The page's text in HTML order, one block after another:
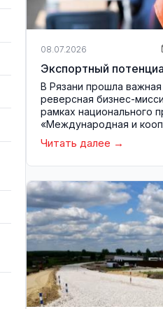
08.07.2026
Экспортный
В Рязани прошла
реверсная бизнес-
рамках национального
«Международная и
Читать далее